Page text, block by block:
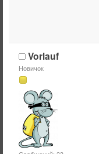
Vorlauf
Новичок